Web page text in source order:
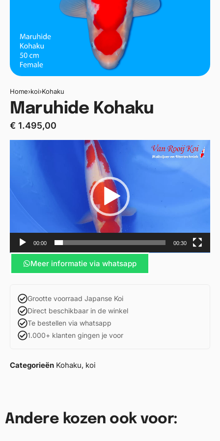
Home›koi›Kohaku
Maruhide Kohaku
€ 1.495,00
00:00 00:30
Meer informatie via whatsapp
Grootte voorraad Japanse Koi
Direct beschikbaar in de winkel
Te bestellen via whatsapp
1.000+ klanten gingen je voor
Categorieën Kohaku, koi
Andere kozen ook voor: